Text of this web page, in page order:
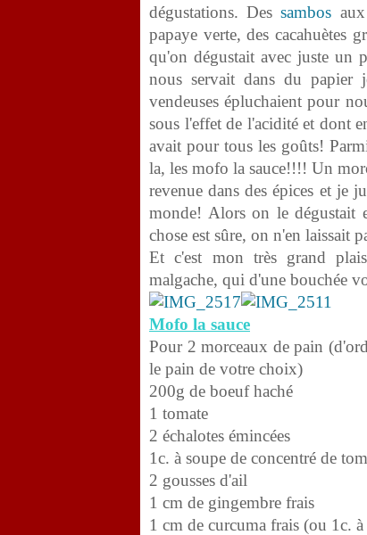
dégustations. Dessambos
papaye verte, des cacahuètes
qu'on dégustait avec juste un
nous servait dans du papier
vendeuses épluchaient pour
sous l'effet de l'acidité et dont
avait pour tous les goûts!
la, les mofo la sauce!!!! Un
revenue dans des épices et je
monde! Alors on le dégustait
chose est sûre, on n'en laissait
Et c'est mon très grand
malgache, qui d'une bouchée
Mofo la sauce
Pour 2 morceaux de pain
le pain de votre choix)
200g de boeuf haché
1 tomate
2 échalotes émincées
1c. à soupe de concentré de
2 gousses d'ail
1 cm de gingembre frais
1 cm de curcuma frais (ou 1c.